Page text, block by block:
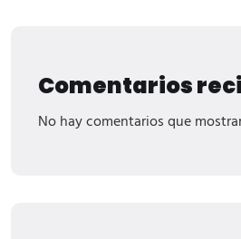
Comentarios
No hay comentarios que